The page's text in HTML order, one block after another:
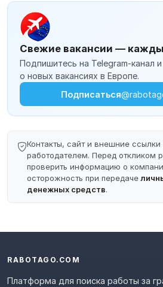
Свежие вакансии —
Подпишитесь на Telegram-канал
о новых вакансиях в Европе.
Подписаться
Контакты, сайт и внешние
работодателем. Перед откликом
проверить информацию о
осторожность при передаче
денежных средств.
RABOTAGO.COM
Платформа для поиска работы за